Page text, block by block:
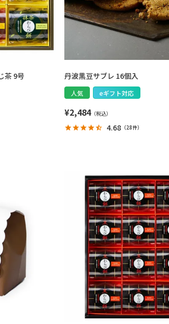
茶 9号 丹波黒豆サブレ 16個入
人気 eギフト対応
¥2,484
4.68（28件）